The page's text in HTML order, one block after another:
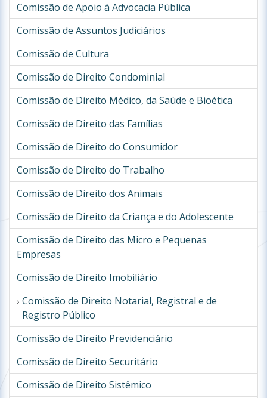
Comissão de Apoio à Advocacia Pública
Comissão de Assuntos Judiciários
Comissão de Cultura
Comissão de Direito Condominial
Comissão de Direito Médico, da Saúde e Bioética
Comissão de Direito das Famílias
Comissão de Direito do Consumidor
Comissão de Direito do Trabalho
Comissão de Direito dos Animais
Comissão de Direito da Criança e do Adolescente
Comissão de Direito das Micro e Pequenas
Empresas
Comissão de Direito Imobiliário
Comissão de Direito Notarial, Registral e de
Registro Público
Comissão de Direito Previdenciário
Comissão de Direito Securitário
Comissão de Direito Sistêmico